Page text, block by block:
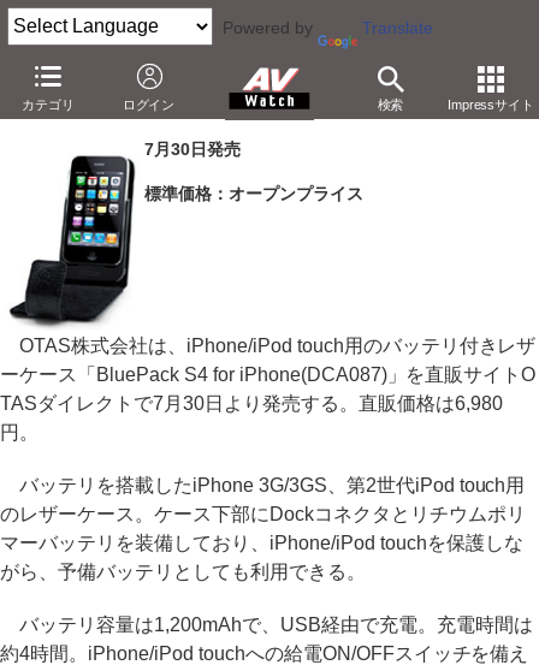
Powered by Translate
カテゴリ ログイン 検索 Impressサイト
OTAS、6,980円のバッテリ内蔵iPhone用レザーケース
－第2世代iPod touchにも対応
7月30日発売
標準価格：オープンプライス
OTAS株式会社は、iPhone/iPod touch用のバッテリ付きレザ
ーケース「BluePack S4 for iPhone(DCA087)」を直販サイトO
TASダイレクトで7月30日より発売する。直販価格は6,980
円。
バッテリを搭載したiPhone 3G/3GS、第2世代iPod touch用
のレザーケース。ケース下部にDockコネクタとリチウムポリ
マーバッテリを装備しており、iPhone/iPod touchを保護しな
がら、予備バッテリとしても利用できる。
バッテリ容量は1,200mAhで、USB経由で充電。充電時間は
約4時間。iPhone/iPod touchへの給電ON/OFFスイッチを備え